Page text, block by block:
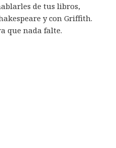
de tus libros,
y con Griffith.
que nada falte.